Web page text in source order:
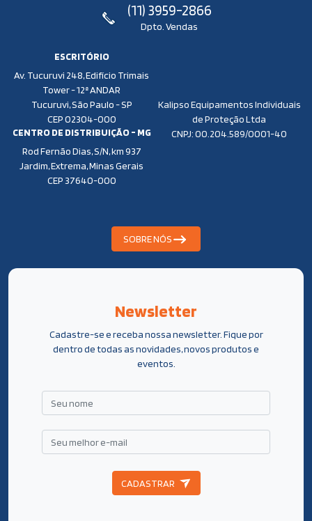
(11) 3959-2866
Dpto. Vendas
ESCRITÓRIO
Av. Tucuruvi 248, Edifício Trimais
Tower - 12ª ANDAR
Tucuruvi, São Paulo - SP
CEP 02304-000
CENTRO DE DISTRIBUIÇÃO - MG
Rod Fernão Dias, S/N, km 937
Jardim, Extrema, Minas Gerais
CEP 37640-000
Kalipso Equipamentos Individuais
de Proteção Ltda
CNPJ: 00.204.589/0001-40
SOBRE NÓS
Newsletter
Cadastre-se e receba nossa newsletter. Fique por
dentro de todas as novidades, novos produtos e
eventos.
CADASTRAR